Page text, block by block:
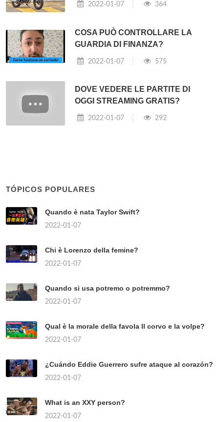
2022-01-07 364
COSA PUÒ CONTROLLARE LA
GUARDIA DI FINANZA?
2022-01-07 575
DOVE VEDERE LE PARTITE DI
OGGI STREAMING GRATIS?
2022-01-07 292
TÓPICOS POPULARES
Quando è nata Taylor Swift?
2022-01-07
Chi è Lorenzo della femine?
2022-01-07
Quando si usa potremo o potremmo?
2022-01-07
Qual è la morale della favola Il corvo e la volpe?
2022-01-07
¿Cuándo Eddie Guerrero sufre ataque al corazón?
2022-01-07
What is an XXY person?
2022-01-07